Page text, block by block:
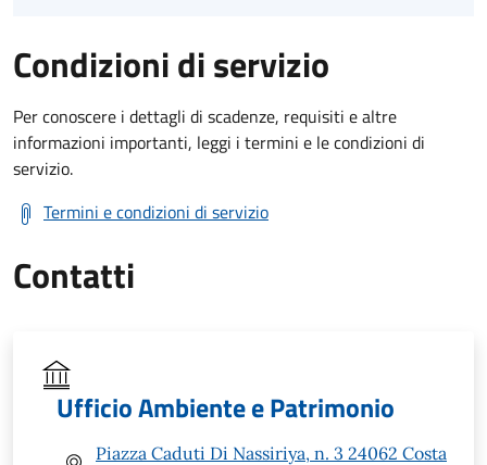
Condizioni di servizio
Per conoscere i dettagli di scadenze, requisiti e altre
informazioni importanti, leggi i termini e le condizioni di
servizio.
Termini e condizioni di servizio
Contatti
Ufficio Ambiente e Patrimonio
Piazza Caduti Di Nassiriya, n. 3 24062 Costa